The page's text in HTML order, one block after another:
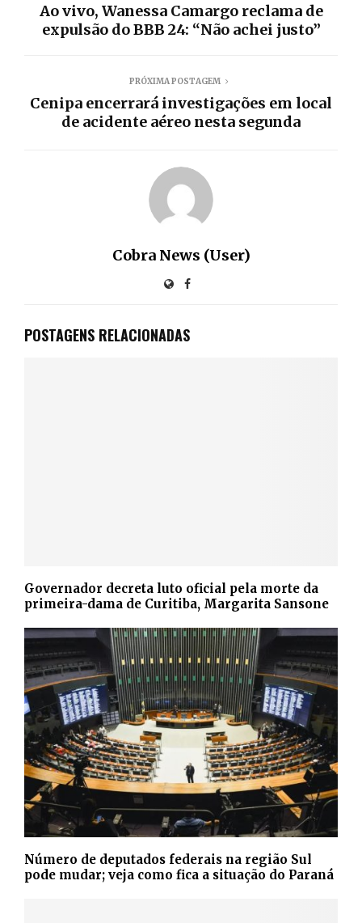
Ao vivo, Wanessa Camargo reclama de
expulsão do BBB 24: “Não achei justo”
PRÓXIMA POSTAGEM
Cenipa encerrará investigações em local
de acidente aéreo nesta segunda
Cobra News (User)
POSTAGENS RELACIONADAS
Governador decreta luto oficial pela morte da
primeira-dama de Curitiba, Margarita Sansone
Número de deputados federais na região Sul
pode mudar; veja como fica a situação do Paraná